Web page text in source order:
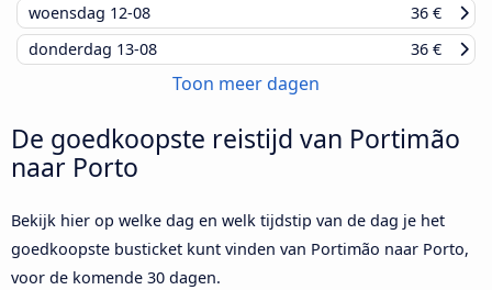
woensdag 12-08
36 €
donderdag 13-08 36 €
Toon meer dagen
De goedkoopste reistijd van Portimão
naar Porto
Bekijk hier op welke dag en welk tijdstip van de dag je het
goedkoopste busticket kunt vinden van Portimão naar Porto,
voor de komende 30 dagen.